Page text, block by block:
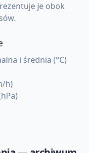
je obok
i średnia (°C)
h)